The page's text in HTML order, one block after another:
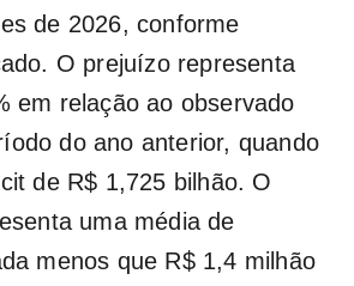
de 2026, conforme
O prejuízo representa
em relação ao observado
do ano anterior, quando
de R$ 1,725 bilhão. O
uma média de
menos que R$ 1,4 milhão